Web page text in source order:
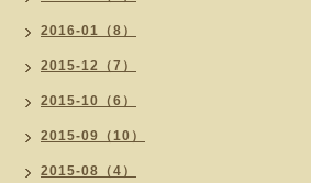
2016-01（8）
2015-12（7）
2015-10（6）
2015-09（10）
2015-08（4）